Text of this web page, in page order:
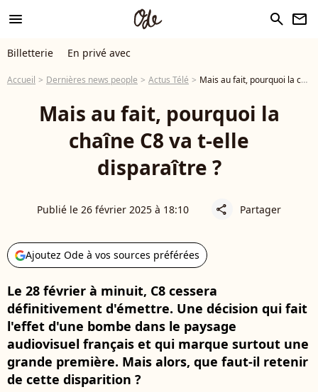
menu search newsletter
Billetterie En privé avec
Accueil Dernières news people Actus Télé Mais au fait, pourquoi la chaîne C8 va t-elle disparaître ?
Mais au fait, pourquoi la
chaîne C8 va t-elle
disparaître ?
Publié le 26 février 2025 à 18:10 share Partager
Ajoutez Ode à vos sources préférées
Le 28 février à minuit, C8 cessera
définitivement d'émettre. Une décision qui fait
l'effet d'une bombe dans le paysage
audiovisuel français et qui marque surtout une
grande première. Mais alors, que faut-il retenir
de cette disparition ?